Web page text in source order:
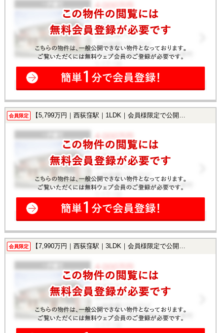
会員限定 【5,799万円｜西荻窪駅｜1LDK｜会員様限定で公開中！】
会員限定 【7,990万円｜西荻窪駅｜3LDK｜会員様限定で公開中！】